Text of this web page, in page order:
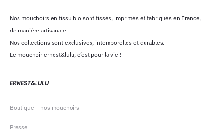
Nos mouchoirs en tissu bio sont tissés, imprimés et fabriqués en France,
de manière artisanale.
Nos collections sont exclusives, intemporelles et durables.
Le mouchoir ernest&lulu, c’est pour la vie !
ERNEST&LULU
Boutique – nos mouchoirs
Presse